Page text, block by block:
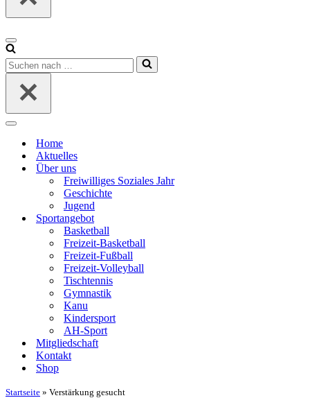
Navigationsmenü
Suchen
nach …
Navigationsmenü
Home
Aktuelles
Über uns
Freiwilliges Soziales Jahr
Geschichte
Jugend
Sportangebot
Basketball
Freizeit-Basketball
Freizeit-Fußball
Freizeit-Volleyball
Tischtennis
Gymnastik
Kanu
Kindersport
AH-Sport
Mitgliedschaft
Kontakt
Shop
Startseite » Verstärkung gesucht